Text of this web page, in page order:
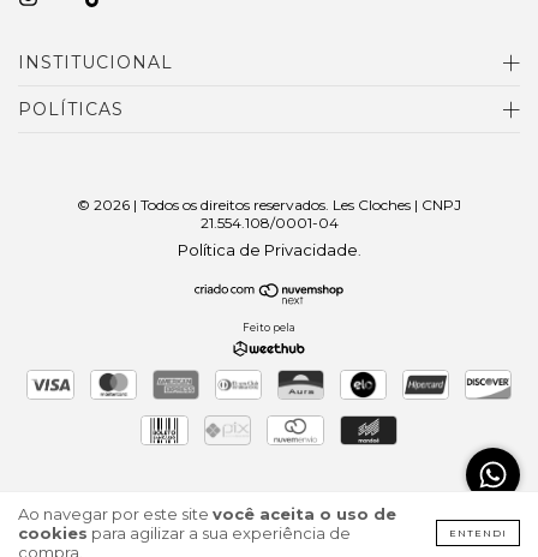
Ao navegar por este site você aceita o uso de
cookies para agilizar a sua experiência de
compra.
ENTENDI
INSTITUCIONAL
POLÍTICAS
© 2026 | Todos os direitos reservados. Les Cloches | CNPJ
21.554.108/0001-04
Política de Privacidade
Feito pela